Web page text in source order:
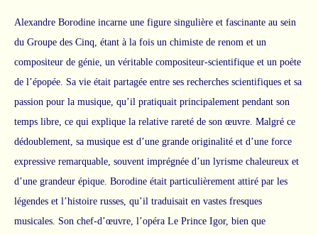
Alexandre Borodine incarne une figure singulière et fascinante au sein
du Groupe des Cinq, étant à la fois un chimiste de renom et un
compositeur de génie, un véritable compositeur-scientifique et un poète
de l’épopée. Sa vie était partagée entre ses recherches scientifiques et sa
passion pour la musique, qu’il pratiquait principalement pendant son
temps libre, ce qui explique la relative rareté de son œuvre. Malgré ce
dédoublement, sa musique est d’une grande originalité et d’une force
expressive remarquable, souvent imprégnée d’un lyrisme chaleureux et
d’une grandeur épique. Borodine était particulièrement attiré par les
légendes et l’histoire russes, qu’il traduisait en vastes fresques
musicales. Son chef-d’œuvre, l’opéra Le Prince Igor, bien que